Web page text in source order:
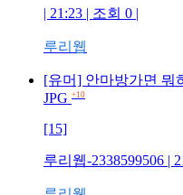
| 21:23 | 조회 0 |
루리웹
[유머] 안마방가면
JPG +10
[15]
루리웹-2338599506 |